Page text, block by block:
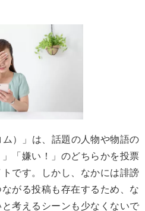
ム）」は、話題の人物や物語の
「嫌い！」のどちらかを投票
です。しかし、なかには誹謗
がる投稿も存在するため、な
考えるシーンも少なくないで